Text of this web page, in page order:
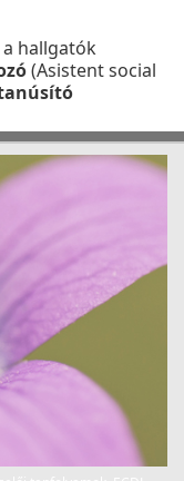
hallgatók
(Asistent social